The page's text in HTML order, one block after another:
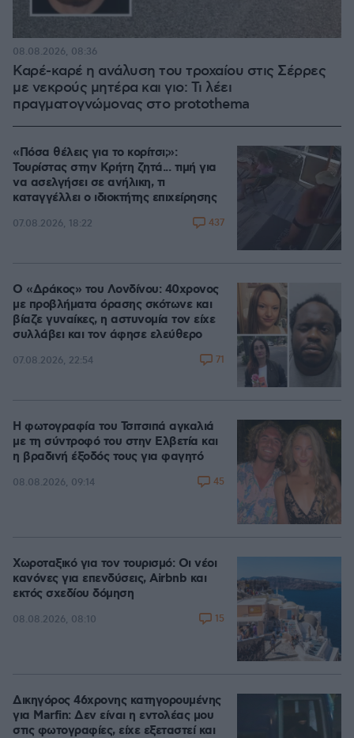
Καρέ-καρέ η ανάλυση του τροχαίου στις Σέρρες
με νεκρούς μητέρα και γιο: Τι λέει
πραγματογνώμονας στο protothema
08.08.2026, 08:36
«Πόσα θέλεις για το κορίτσι;»:
Τουρίστας στην Κρήτη ζητά... τιμή για
να ασελγήσει σε ανήλικη, τι
καταγγέλλει ο ιδιοκτήτης επιχείρησης
07.08.2026, 18:22 437
Ο «Δράκος» του Λονδίνου: 40χρονος
με προβλήματα όρασης σκότωνε και
βίαζε γυναίκες, η αστυνομία τον είχε
συλλάβει και τον άφησε ελεύθερο
07.08.2026, 22:54 71
Η φωτογραφία του Τσιτσιπά αγκαλιά
με τη σύντροφό του στην Ελβετία και
η βραδινή έξοδός τους για φαγητό
08.08.2026, 09:14 45
Χωροταξικό για τον τουρισμό: Οι νέοι
κανόνες για επενδύσεις, Airbnb και
εκτός σχεδίου δόμηση
08.08.2026, 08:10 15
Δικηγόρος 46χρονης κατηγορουμένης
για Marfin: Δεν είναι η εντολέας μου
στις φωτογραφίες, είχε εξεταστεί και